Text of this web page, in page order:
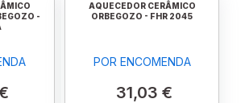
-
AQUECEDOR CERÂMICO
ORBEGOZO - FHR 2045
POR ENCOMENDA
31,03 €